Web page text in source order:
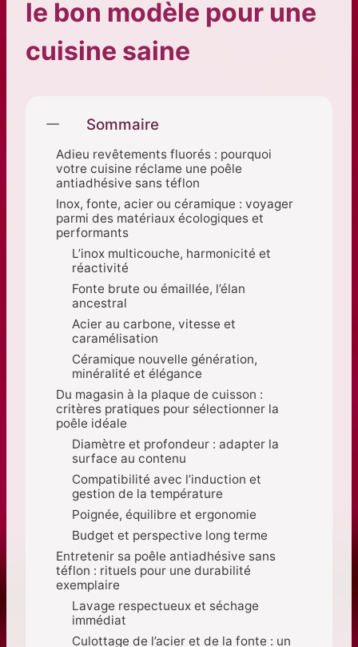
le bon modèle pour une
cuisine saine
Sommaire
Adieu revêtements fluorés : pourquoi
votre cuisine réclame une poêle
antiadhésive sans téflon
Inox, fonte, acier ou céramique : voyager
parmi des matériaux écologiques et
performants
L’inox multicouche, harmonicité et
réactivité
Fonte brute ou émaillée, l’élan
ancestral
Acier au carbone, vitesse et
caramélisation
Céramique nouvelle génération,
minéralité et élégance
Du magasin à la plaque de cuisson :
critères pratiques pour sélectionner la
poêle idéale
Diamètre et profondeur : adapter la
surface au contenu
Compatibilité avec l’induction et
gestion de la température
Poignée, équilibre et ergonomie
Budget et perspective long terme
Entretenir sa poêle antiadhésive sans
téflon : rituels pour une durabilité
exemplaire
Lavage respectueux et séchage
immédiat
Culottage de l’acier et de la fonte : un